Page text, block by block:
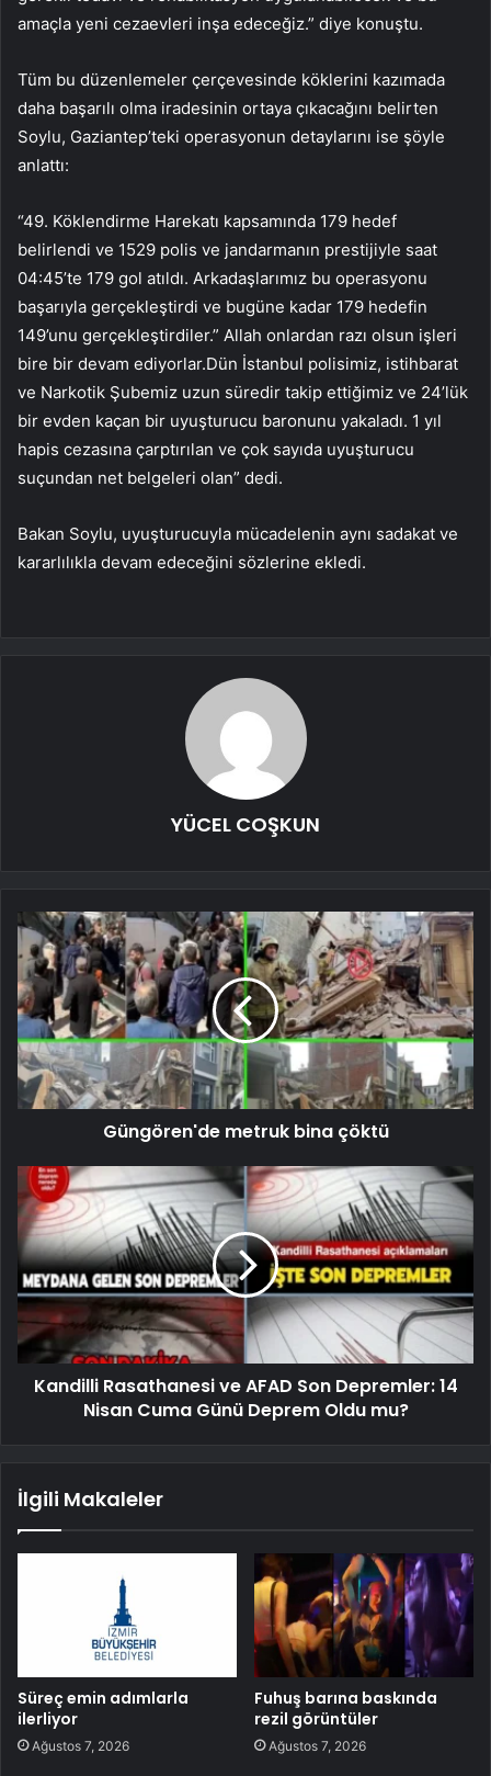
amaçla yeni cezaevleri inşa edeceğiz.” diye konuştu.
Tüm bu düzenlemeler çerçevesinde köklerini kazımada
daha başarılı olma iradesinin ortaya çıkacağını belirten
Soylu, Gaziantep’teki operasyonun detaylarını ise şöyle
anlattı:
“49. Köklendirme Harekatı kapsamında 179 hedef
belirlendi ve 1529 polis ve jandarmanın prestijiyle saat
04:45’te 179 gol atıldı. Arkadaşlarımız bu operasyonu
başarıyla gerçekleştirdi ve bugüne kadar 179 hedefin
149’unu gerçekleştirdiler.” Allah onlardan razı olsun işleri
bire bir devam ediyorlar.Dün İstanbul polisimiz, istihbarat
ve Narkotik Şubemiz uzun süredir takip ettiğimiz ve 24’lük
bir evden kaçan bir uyuşturucu baronunu yakaladı. 1 yıl
hapis cezasına çarptırılan ve çok sayıda uyuşturucu
suçundan net belgeleri olan” dedi.
Bakan Soylu, uyuşturucuyla mücadelenin aynı sadakat ve
kararlılıkla devam edeceğini sözlerine ekledi.
YÜCEL COŞKUN
Güngören'de metruk bina çöktü
Kandilli Rasathanesi ve AFAD Son Depremler: 14
Nisan Cuma Günü Deprem Oldu mu?
İlgili Makaleler
Süreç emin adımlarla
ilerliyor
Ağustos 7, 2026
Fuhuş barına baskında
rezil görüntüler
Ağustos 7, 2026